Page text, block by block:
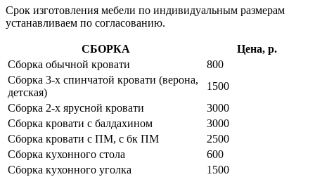
Срок изготовления мебели по индивидуальным размерам
устанавливаем по согласованию.
СБОРКА
Цена, р.
Сборка обычной кровати
800
Сборка 3-х спинчатой кровати (верона,
детская)
1500
Сборка 2-х ярусной кровати
3000
Сборка кровати с балдахином
3000
Сборка кровати с ПМ, с бк ПМ
2500
Сборка кухонного стола
600
Сборка кухонного уголка
1500